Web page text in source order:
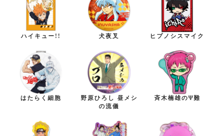
ハイキュー!! 犬夜叉 ヒプノシスマイク
はたらく細胞
野原ひろし 昼メシ
の流儀
斉木楠雄のΨ難